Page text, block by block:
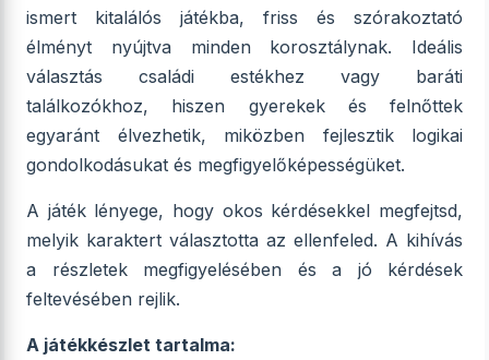
ismert kitalálós játékba, friss és szórakoztató
élményt nyújtva minden korosztálynak. Ideális
választás családi estékhez vagy baráti
találkozókhoz, hiszen gyerekek és felnőttek
egyaránt élvezhetik, miközben fejlesztik logikai
gondolkodásukat és megfigyelőképességüket.
A játék lényege, hogy okos kérdésekkel megfejtsd,
melyik karaktert választotta az ellenfeled. A kihívás
a részletek megfigyelésében és a jó kérdések
feltevésében rejlik.
A játékkészlet tartalma: